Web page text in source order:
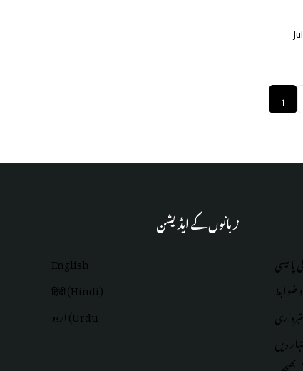
1
زبانوں کے ایڈیشن
English
हिंदी (Hindi)
اردو (Urdu
ضوابط
دیں